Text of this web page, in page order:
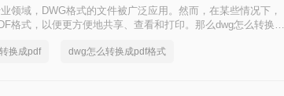
领域，DWG格式的文件被广泛应用。然而，在某些情况下，
格式，以便更方便地共享、查看和打印。那么dwg怎么转换成
换成pdf dwg怎么转换成pdf格式